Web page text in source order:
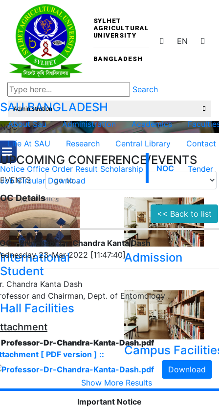
SYLHET
AGRICULTURAL
UNIVERSITY
BANGLADESH
EN
Search
SAUBANGLADESH
About Sau Administration Academics
Life At SAU
Research Central Library Contact
UPCOMING CONFERENCE/EVENTS
EVENTS
International
Student
Admission
Hall Facilities
Campus
Show More Results
Administration
NOC
Notice Office Order Result Scholarship NOC
Tender
Job Circular Download
Details
<< Back to list
- Professor Dr. Chandra Kanta Dash
23-Mar-2022 [11:47:40]
Chandra Kanta Dash
and Chairman, Dept. of Entomology
Professor-Dr-Chandra-Kanta-Dash.pdf
[ PDF version ] ::
Download
Important Notice